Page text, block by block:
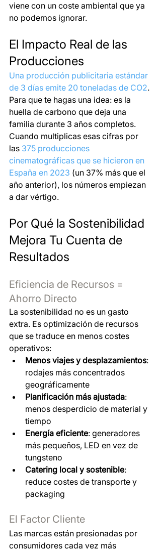
viene con un coste ambiental que ya
no podemos ignorar.
El Impacto Real de las
Producciones
Una producción publicitaria estándar
de 3 días emite 20 toneladas de CO2.
Para que te hagas una idea: es la
huella de carbono que deja una
familia durante 3 años completos.
Cuando multiplicas esas cifras por
las 375 producciones
cinematográficas que se hicieron en
España en 2023 (un 37% más que el
año anterior), los números empiezan
a dar vértigo.
Por Qué la Sostenibilidad
Mejora Tu Cuenta de
Resultados
Eficiencia de Recursos =
Ahorro Directo
La sostenibilidad no es un gasto
extra. Es optimización de recursos
que se traduce en menos costes
operativos:
Menos viajes y desplazamientos:
rodajes más concentrados
geográficamente
Planificación más ajustada:
menos desperdicio de material y
tiempo
Energía eficiente: generadores
más pequeños, LED en vez de
tungsteno
Catering local y sostenible:
reduce costes de transporte y
packaging
El Factor Cliente
Las marcas están presionadas por
consumidores cada vez más